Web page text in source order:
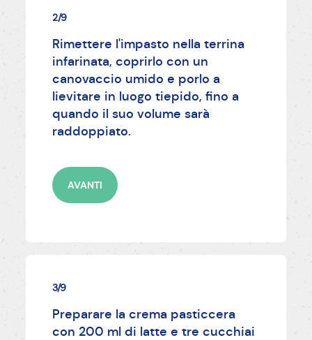
2/9
Rimettere l'impasto nella terrina
infarinata, coprirlo con un
canovaccio umido e porlo a
lievitare in luogo tiepido, fino a
quando il suo volume sarà
raddoppiato.
AVANTI
3/9
Preparare la crema pasticcera
con 200 ml di latte e tre cucchiai